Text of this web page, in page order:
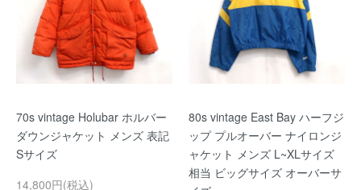
70s vintage Holubar ホルバー
ダウンジャケット メンズ 表記
Sサイズ
14,800円(税込)
80s vintage East Bay ハーフジ
ップ プルオーバー ナイロンジ
ャケット メンズ L~XLサイズ
相当 ビッグサイズ オーバーサ